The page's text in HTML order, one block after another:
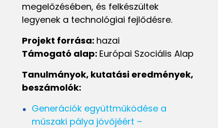
megelőzésében, és felkészültek
legyenek a technológiai fejlődésre.
Projekt forrása: hazai
Támogató alap: Európai Szociális Alap
Tanulmányok, kutatási eredmények,
beszámolók:
Generációk együttműködése a
műszaki pálya jövőjéért –